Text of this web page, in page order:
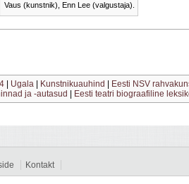
Vaus (kunstnik), Enn Lee (valgustaja).
Ugala Kunstnikuauhind Eesti NSV
ja -autasud Eesti teatri biograafiline
Kontakt